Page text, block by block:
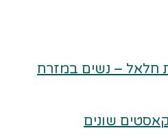
חלאל – נשים במזרח
שונים